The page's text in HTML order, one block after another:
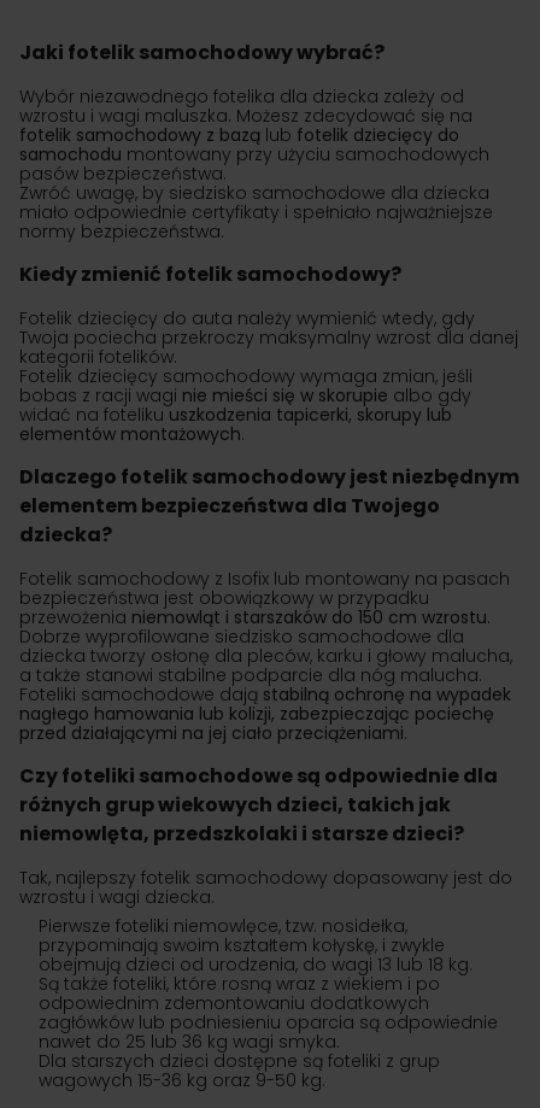
Jaki fotelik samochodowy wybrać?
Wybór niezawodnego fotelika dla dziecka zależy od
wzrostu i wagi maluszka. Możesz zdecydować się na
fotelik samochodowy z bazą lub fotelik dziecięcy do
samochodu montowany przy użyciu samochodowych
pasów bezpieczeństwa.
Zwróć uwagę, by siedzisko samochodowe dla dziecka
miało odpowiednie certyfikaty i spełniało najważniejsze
normy bezpieczeństwa.
Kiedy zmienić fotelik samochodowy?
Fotelik dziecięcy do auta należy wymienić wtedy, gdy
Twoja pociecha przekroczy maksymalny wzrost dla danej
kategorii fotelików.
Fotelik dziecięcy samochodowy wymaga zmian, jeśli
bobas z racji wagi nie mieści się w skorupie albo gdy
widać na foteliku uszkodzenia tapicerki, skorupy lub
elementów montażowych.
Dlaczego fotelik samochodowy jest niezbędnym
elementem bezpieczeństwa dla Twojego
dziecka?
Fotelik samochodowy z Isofix lub montowany na pasach
bezpieczeństwa jest obowiązkowy w przypadku
przewożenia niemowląt i starszaków do 150 cm wzrostu.
Dobrze wyprofilowane siedzisko samochodowe dla
dziecka tworzy osłonę dla pleców, karku i głowy malucha,
a także stanowi stabilne podparcie dla nóg malucha.
Foteliki samochodowe dają stabilną ochronę na wypadek
nagłego hamowania lub kolizji, zabezpieczając pociechę
przed działającymi na jej ciało przeciążeniami.
Czy foteliki samochodowe są odpowiednie dla
różnych grup wiekowych dzieci, takich jak
niemowlęta, przedszkolaki i starsze dzieci?
Tak, najlepszy fotelik samochodowy dopasowany jest do
wzrostu i wagi dziecka.
Pierwsze foteliki niemowlęce, tzw. nosidełka,
przypominają swoim kształtem kołyskę, i zwykle
obejmują dzieci od urodzenia, do wagi 13 lub 18 kg.
Są także foteliki, które rosną wraz z wiekiem i po
odpowiednim zdemontowaniu dodatkowych
zagłówków lub podniesieniu oparcia są odpowiednie
nawet do 25 lub 36 kg wagi smyka.
Dla starszych dzieci dostępne są foteliki z grup
wagowych 15-36 kg oraz 9-50 kg.